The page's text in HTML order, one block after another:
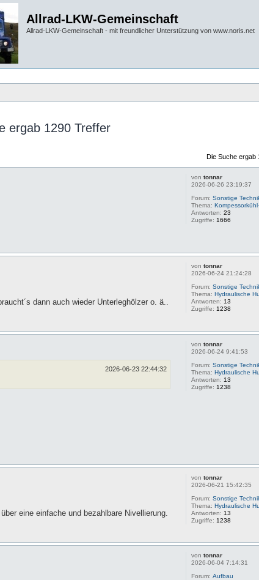
Allrad-LKW-Gemeinschaft
Allrad-LKW-Gemeinschaft - mit freundlicher Unterstützung von www.noris.net
ergab 1290 Treffer
Die Suche ergab
vontonnar
2026-06-26 23:19:37
Forum:Sonstige
Thema:
Antworten:23
Zugriffe: 1666
vontonnar
2026-06-24 21:24:28
Forum:Sonstige
Thema:Hydraulische
Antworten: 13
Zugriffe: 1238
dann auch wieder Unterleghölzer o. ä..
vontonnar
2026-06-24 9:41:53
Forum:Sonstige
Thema:Hydraulische
Antworten: 13
Zugriffe: 1238
2026-06-23 22:44:32
vontonnar
2026-06-21 15:42:35
Forum:Sonstige
Thema:Hydraulische
Antworten: 13
Zugriffe: 1238
eine einfache und bezahlbare Nivellierung.
vontonnar
2026-06-04 7:14:31
Forum:Aufbau